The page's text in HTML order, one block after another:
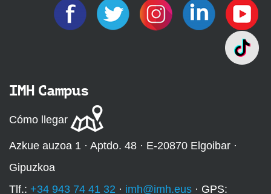
IMH Campus
Cómo llegar
Azkue auzoa 1 · Aptdo. 48 · E-20870 Elgoibar ·
Gipuzkoa
Tlf.: +34 943 74 41 32 · imh@imh.eus · GPS: